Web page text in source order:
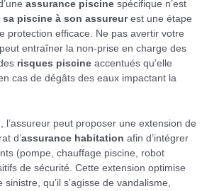
assurance piscine spécifique n’est
sa piscine à son assureurest une étape
protection efficace. Ne pas avertir votre
entraîner la non-prise en charge des
risques piscine accentués qu’elle
cas de dégâts des eaux impactant la
l’assureur peut proposer une extension de
d’assurance habitation afin d’intégrer
(pompe, chauffage piscine, robot
de sécurité. Cette extension optimise
sinistre, qu’il s’agisse de vandalisme,